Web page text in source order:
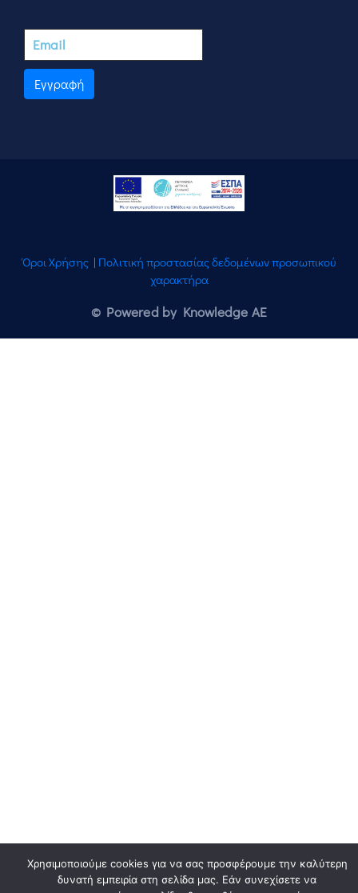
Εγγραφή
Όροι Χρήσης | Πολιτική προστασίας δεδομένων προσωπικού
χαρακτήρα
© Powered by Knowledge AE
Χρησιμοποιούμε cookies για να σας προσφέρουμε την καλύτερη
δυνατή εμπειρία στη σελίδα μας. Εάν συνεχίσετε να